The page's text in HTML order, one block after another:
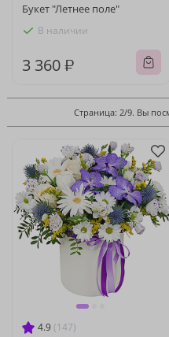
Букет "Летнее поле"
В наличии
3 360 ₽
Страница: 2/9. Вы
4.9 (147)